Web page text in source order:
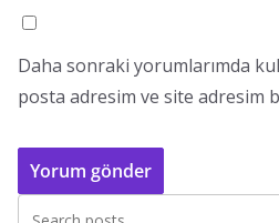
Daha sonraki yorumlarımda
posta adresim ve site adresim